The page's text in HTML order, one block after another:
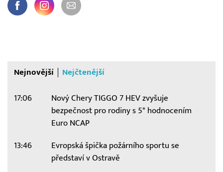
Nejnovější Nejčtenější
17:06
Nový Chery TIGGO 7 HEV zvyšuje
bezpečnost pro rodiny s 5* hodnocením
Euro NCAP
13:46
Evropská špička požárního sportu se
představí v Ostravě